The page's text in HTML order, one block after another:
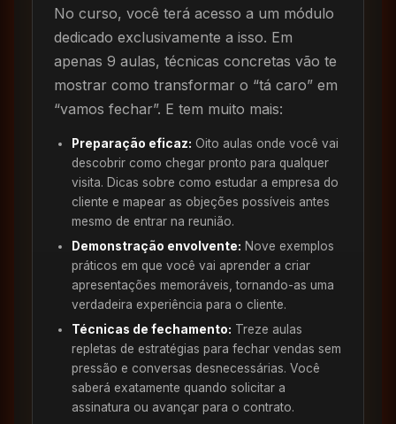
No curso, você terá acesso a um módulo
dedicado exclusivamente a isso. Em
apenas 9 aulas, técnicas concretas vão te
mostrar como transformar o “tá caro” em
“vamos fechar”. E tem muito mais:
Preparação eficaz: Oito aulas onde você vai
descobrir como chegar pronto para qualquer
visita. Dicas sobre como estudar a empresa do
cliente e mapear as objeções possíveis antes
mesmo de entrar na reunião.
Demonstração envolvente: Nove exemplos
práticos em que você vai aprender a criar
apresentações memoráveis, tornando-as uma
verdadeira experiência para o cliente.
Técnicas de fechamento: Treze aulas
repletas de estratégias para fechar vendas sem
pressão e conversas desnecessárias. Você
saberá exatamente quando solicitar a
assinatura ou avançar para o contrato.